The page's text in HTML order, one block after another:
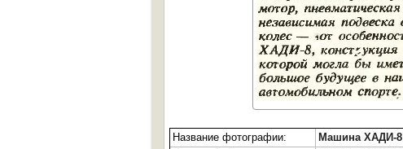
Название фотографии:
Машина ХАДИ-8